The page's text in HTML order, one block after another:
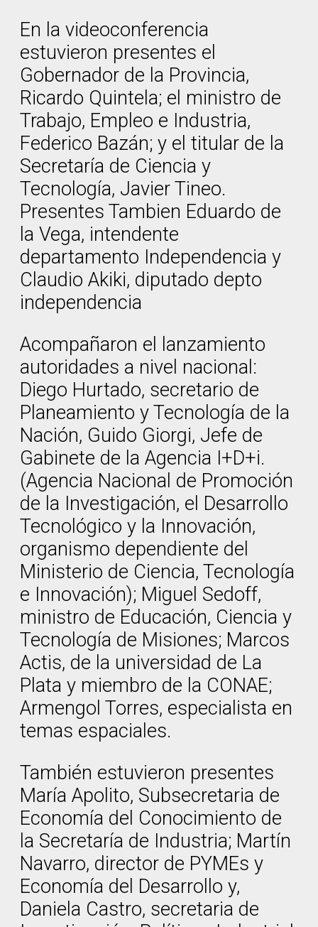
En la videoconferencia
estuvieron presentes el
Gobernador de la Provincia,
Ricardo Quintela; el ministro de
Trabajo, Empleo e Industria,
Federico Bazán; y el titular de la
Secretaría de Ciencia y
Tecnología, Javier Tineo.
Presentes Tambien Eduardo de
la Vega, intendente
departamento Independencia y
Claudio Akiki, diputado depto
independencia
Acompañaron el lanzamiento
autoridades a nivel nacional:
Diego Hurtado, secretario de
Planeamiento y Tecnología de la
Nación, Guido Giorgi, Jefe de
Gabinete de la Agencia I+D+i.
(Agencia Nacional de Promoción
de la Investigación, el Desarrollo
Tecnológico y la Innovación,
organismo dependiente del
Ministerio de Ciencia, Tecnología
e Innovación); Miguel Sedoff,
ministro de Educación, Ciencia y
Tecnología de Misiones; Marcos
Actis, de la universidad de La
Plata y miembro de la CONAE;
Armengol Torres, especialista en
temas espaciales.
También estuvieron presentes
María Apolito, Subsecretaria de
Economía del Conocimiento de
la Secretaría de Industria; Martín
Navarro, director de PYMEs y
Economía del Desarrollo y,
Daniela Castro, secretaria de